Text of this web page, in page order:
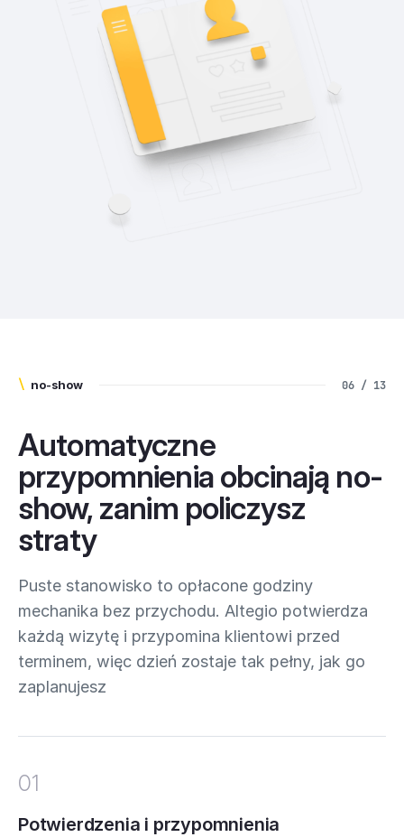
\ no-show 06 / 13
Automatyczne
przypomnienia obcinają no-
show, zanim policzysz
straty
Puste stanowisko to opłacone godziny
mechanika bez przychodu. Altegio potwierdza
każdą wizytę i przypomina klientowi przed
terminem, więc dzień zostaje tak pełny, jak go
zaplanujesz
01
Potwierdzenia i przypomnienia